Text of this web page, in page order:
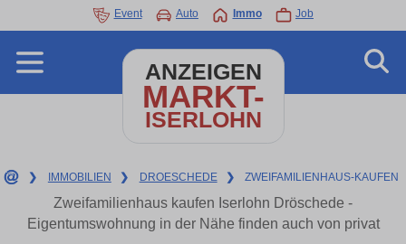
Event Auto Immo Job
ANZEIGEN
MARKT-
ISERLOHN
❯ IMMOBILIEN ❯ DROESCHEDE ❯ ZWEIFAMILIENHAUS-KAUFEN
Zweifamilienhaus kaufen Iserlohn Dröschede -
Eigentumswohnung in der Nähe finden auch von privat